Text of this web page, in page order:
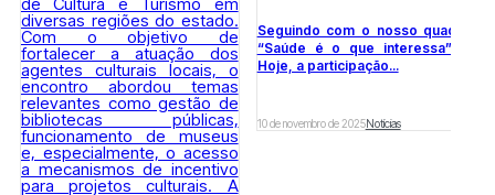
Seguindo com o nosso quadro:
“Saúde é o que interessa” 💙
Hoje, a participação...
10 de novembro de 2025Notícias